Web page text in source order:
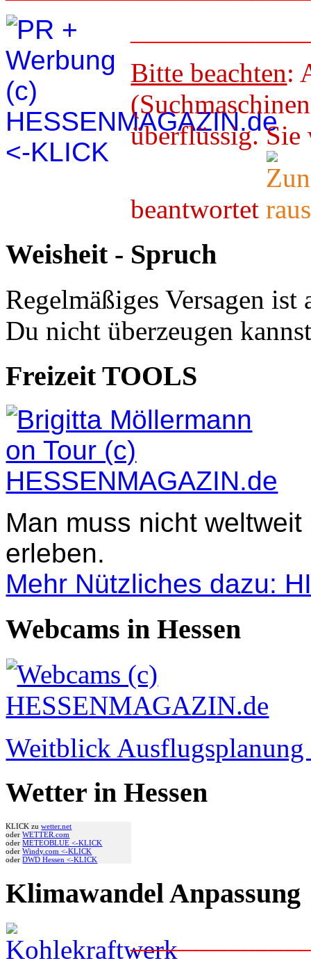
Bitte beachten:
überflüssig.
beantwortet
Weisheit - Spruch
Regelmäßiges Versagen
Du nicht überzeugen
Freizeit TOOLS
Man muss nicht
erleben.
Mehr Nützliches dazu:
Webcams in Hessen
Weitblick
Wetter in Hessen
KLICK zuwetter.net
oderWETTER.com
oderMETEOBLUE <-KLICK
oderWindy.com <-KLICK
oderDWD Hessen <-KLICK
Klimawandel Anpassung